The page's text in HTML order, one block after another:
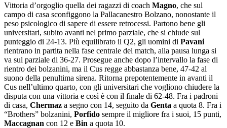
Vittoria d’orgoglio quella dei ragazzi di coach Magno, che sul
campo di casa sconfiggono la Pallacanestro Bolzano, nonostante il
peso psicologico di sapere di essere retrocessi. Partono bene gli
universitari, subito avanti nel primo parziale, che si chiude sul
punteggio di 24-13. Più equilibrato il Q2, gli uomini di Pavani
rientrano in partita nella fase centrale del match, alla pausa lunga si
va sul parziale di 36-27. Prosegue anche dopo l’intervallo la fase di
rientro dei bolzanini, ma il Cus regge abbastanza bene, 47-42 al
suono della penultima sirena. Ritorna prepotentemente in avanti il
Cus nell’ultimo quarto, con gli universitari che vogliono chiudere la
disputa con una vittoria e così è con il finale di 62-48. Fra i padroni
di casa, Chermaz a segno con 14, seguito da Genta a quota 8. Fra i
“Brothers” bolzanini, Porfido sempre il migliore fra i suoi, 15 punti,
Maccagnan con 12 e Bin a quota 10.